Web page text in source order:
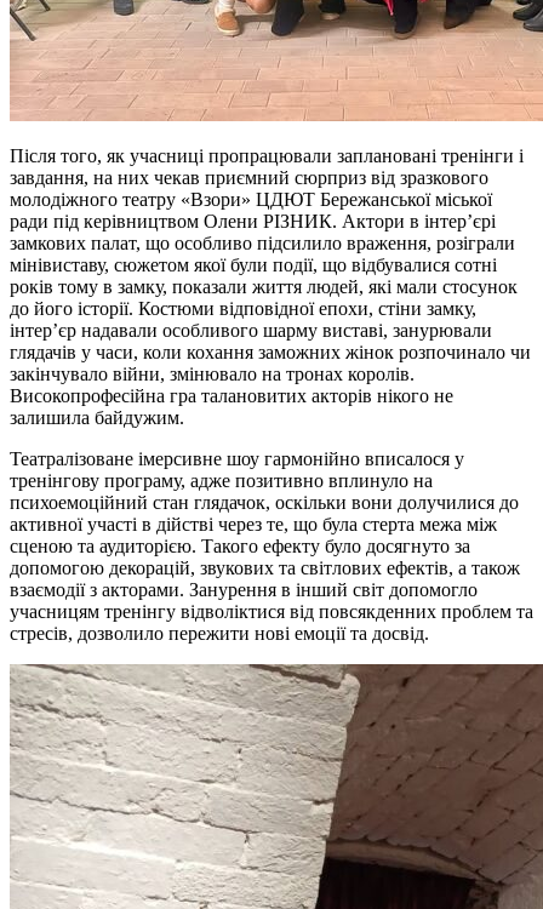
Після того, як учасниці пропрацювали заплановані тренінги і
завдання, на них чекав приємний сюрприз від зразкового
молодіжного театру «Взори» ЦДЮТ Бережанської міської
ради під керівництвом Олени РІЗНИК. Актори в інтер’єрі
замкових палат, що особливо підсилило враження, розіграли
мінівиставу, сюжетом якої були події, що відбувалися сотні
років тому в замку, показали життя людей, які мали стосунок
до його історії. Костюми відповідної епохи, стіни замку,
інтер’єр надавали особливого шарму виставі, занурювали
глядачів у часи, коли кохання заможних жінок розпочинало чи
закінчувало війни, змінювало на тронах королів.
Високопрофесійна гра талановитих акторів нікого не
залишила байдужим.
Театралізоване імерсивне шоу гармонійно вписалося у
тренінгову програму, адже позитивно вплинуло на
психоемоційний стан глядачок, оскільки вони долучилися до
активної участі в дійстві через те, що була стерта межа між
сценою та аудиторією. Такого ефекту було досягнуто за
допомогою декорацій, звукових та світлових ефектів, а також
взаємодії з акторами. Занурення в інший світ допомогло
учасницям тренінгу відволіктися від повсякденних проблем та
стресів, дозволило пережити нові емоції та досвід.